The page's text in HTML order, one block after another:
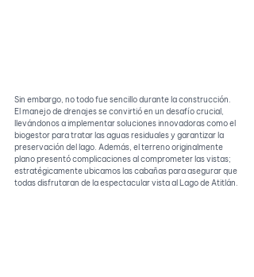
Sin embargo, no todo fue sencillo durante la construcción.
El manejo de drenajes se convirtió en un desafío crucial,
llevándonos a implementar soluciones innovadoras como el
biogestor para tratar las aguas residuales y garantizar la
preservación del lago. Además, el terreno originalmente
plano presentó complicaciones al comprometer las vistas;
estratégicamente ubicamos las cabañas para asegurar que
todas disfrutaran de la espectacular vista al Lago de Atitlán.